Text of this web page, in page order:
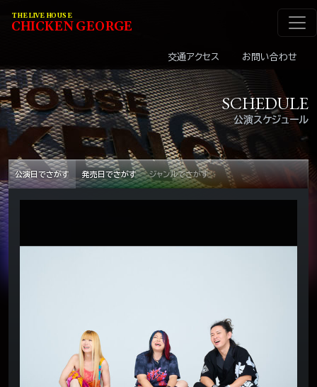
メインナビゲーショ
THE LIVE HOUSE
CHICKENGEORGE
交通アクセス お問い合わせ
公演スケジュール
SCHEDULE
公演日でさがす 発売日でさがす ジャンルでさがす